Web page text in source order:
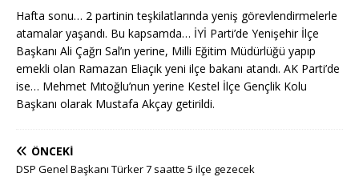
Hafta sonu… 2 partinin teşkilatlarında yeniş görevlendirmelerle
atamalar yaşandı. Bu kapsamda… İYİ Parti’de Yenişehir İlçe
Başkanı Ali Çağrı Sal’ın yerine, Milli Eğitim Müdürlüğü yapıp
emekli olan Ramazan Eliaçık yeni ilçe bakanı atandı. AK Parti’de
ise… Mehmet Mıtoğlu’nun yerine Kestel İlçe Gençlik Kolu
Başkanı olarak Mustafa Akçay getirildi.
ÖNCEKI
DSP Genel Başkanı Türker 7 saatte 5 ilçe gezecek